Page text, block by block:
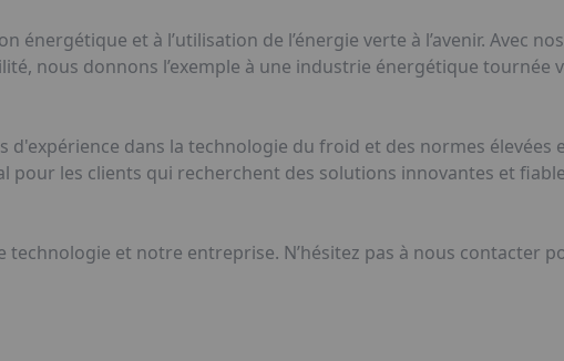
et à l’utilisation de l’énergie verte à l’avenir. Avec
nous donnons l’exemple à une industrie énergétique tournée
dans la technologie du froid et des normes élevées
les clients qui recherchent des solutions innovantes et
et notre entreprise. N’hésitez pas à nous contacter